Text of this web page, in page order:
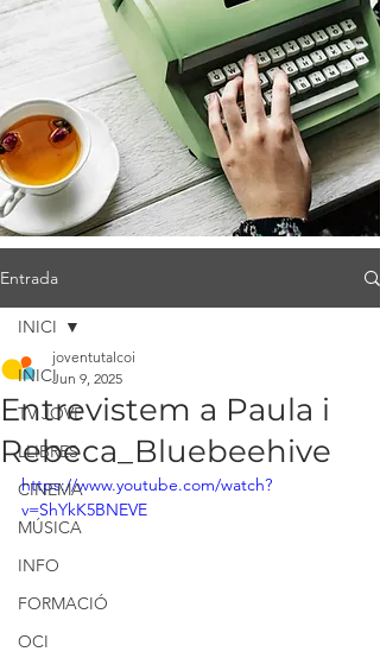
Entrada
INICI
TV JOVE
LLIBRES
CINEMA
MÚSICA
INFO
FORMACIÓ
OCI
INICI
Entrevistem a Paula i
Rebeca_Bluebeehive
joventutalcoi
Jun 9, 2025
https://www.youtube.com/watch?
v=ShYkK5BNEVE